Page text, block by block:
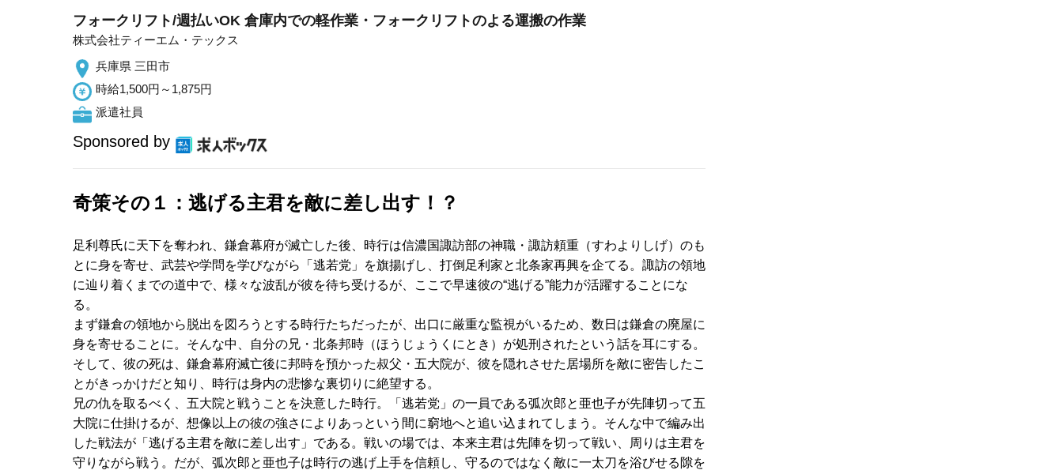
フォークリフト/週払いOK 倉庫内での軽作業・フォークリフトのよる運搬の作業
株式会社ティーエム・テックス
兵庫県 三田市
時給1,500円～1,875円
派遣社員
Sponsored by
奇策その１：逃げる主君を敵に差し出す！？
足利尊氏に天下を奪われ、鎌倉幕府が滅亡した後、時行は信濃国諏訪部の神職・諏訪頼重（すわよりしげ）のも
とに身を寄せ、武芸や学問を学びながら「逃若党」を旗揚げし、打倒足利家と北条家再興を企てる。諏訪の領地
に辿り着くまでの道中で、様々な波乱が彼を待ち受けるが、ここで早速彼の“逃げる”能力が活躍することにな
る。
まず鎌倉の領地から脱出を図ろうとする時行たちだったが、出口に厳重な監視がいるため、数日は鎌倉の廃屋に
身を寄せることに。そんな中、自分の兄・北条邦時（ほうじょうくにとき）が処刑されたという話を耳にする。
そして、彼の死は、鎌倉幕府滅亡後に邦時を預かった叔父・五大院が、彼を隠れさせた居場所を敵に密告したこ
とがきっかけだと知り、時行は身内の悲惨な裏切りに絶望する。
兄の仇を取るべく、五大院と戦うことを決意した時行。「逃若党」の一員である弧次郎と亜也子が先陣切って五
大院に仕掛けるが、想像以上の彼の強さによりあっという間に窮地へと追い込まれてしまう。そんな中で編み出
した戦法が「逃げる主君を敵に差し出す」である。戦いの場では、本来主君は先陣を切って戦い、周りは主君を
守りながら戦う。だが、弧次郎と亜也子は時行の逃げ上手を信頼し、守るのではなく敵に一太刀を浴びせる隙を